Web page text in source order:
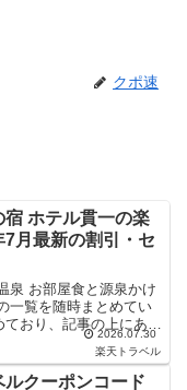
クポ速
ホテル貫一の楽
月最新の割引・セ
泉 お部屋食と源泉かけ
一覧を随時まとめてい
おり、記事の上にある
ル・旅館宿泊...2026.07.30
楽天トラベル
クーポンコード